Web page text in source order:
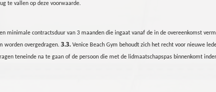
te vallen op deze voorwaarde.
minimale contractsduur van 3 maanden die ingaat vanaf de in de overeenkomst
worden overgedragen. 3.3. Venice Beach Gym behoudt zich het recht voor nieuwe
teneinde na te gaan of de persoon die met de lidmaatschapspas binnenkomt